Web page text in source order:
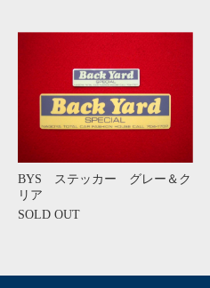
BYS ステッカー グレー＆ク
リア
SOLD OUT